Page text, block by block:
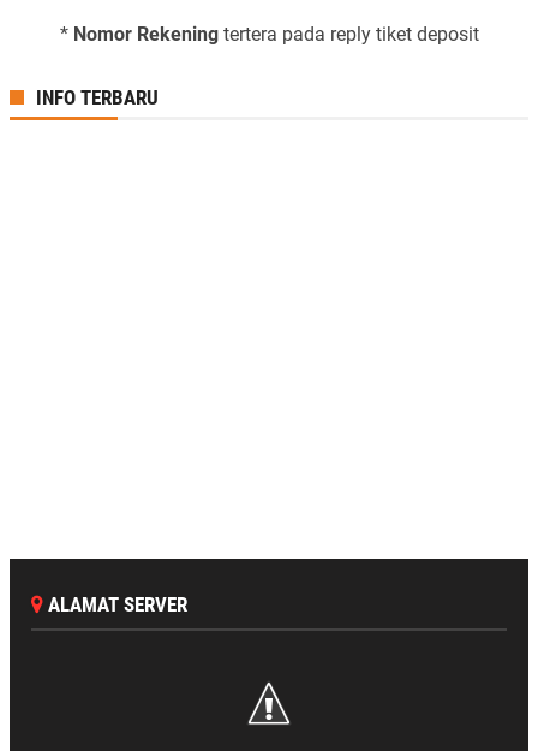
* Nomor Rekeningtertera pada reply tiket deposit
INFO TERBARU
ALAMAT SERVER